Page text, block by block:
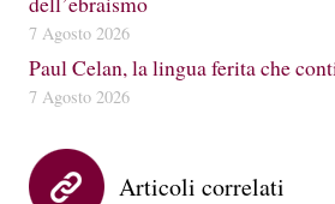
7 Agosto 2026
Paul Celan, la lingua ferita che
7 Agosto 2026
Articoli correlati